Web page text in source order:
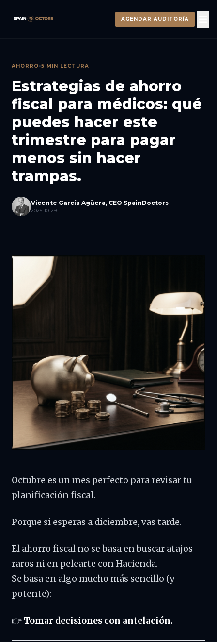
AGENDAR AUDITORÍA
AHORRO•5 MIN LECTURA
Estrategias de ahorro
fiscal para médicos: qué
puedes hacer este
trimestre para pagar
menos sin hacer
trampas.
Vicente García Agüera, CEO SpainDoctors
2025-10-29
Octubre es un mes perfecto para revisar tu
planificación fiscal.
Porque si esperas a diciembre, vas tarde.
El ahorro fiscal no se basa en buscar atajos
raros ni en pelearte con Hacienda.
Se basa en algo mucho más sencillo (y
potente):
👉 Tomar decisiones con antelación.